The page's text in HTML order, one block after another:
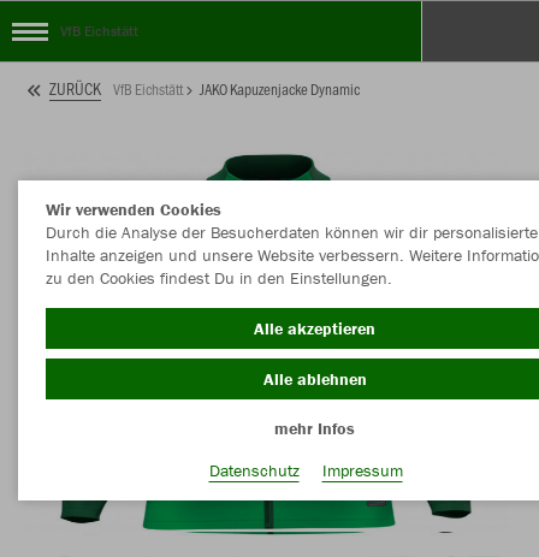
VfB Eichstätt
ZURÜCK VfB Eichstätt JAKO Kapuzenjacke Dynamic
Wir verwenden Cookies
Durch die Analyse der Besucherdaten können wir dir personalisierte
Inhalte anzeigen und unsere Website verbessern. Weitere
zu den Cookies findest Du in den Einstellungen.
Alle akzeptieren
Alle ablehnen
mehr Infos
Datenschutz
Impressum